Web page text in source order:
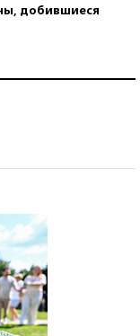
добившиеся